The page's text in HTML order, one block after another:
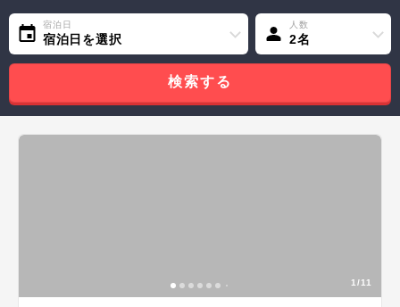
宿泊日
宿泊日を選択
人数
2名
検索する
1/11